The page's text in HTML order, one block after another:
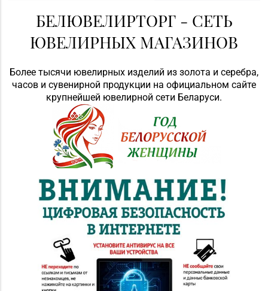
БЕЛЮВЕЛИРТОРГ - СЕТЬ
ЮВЕЛИРНЫХ МАГАЗИНОВ
Более тысячи ювелирных изделий из золота и серебра,
часов и сувенирной продукции на официальном сайте
крупнейшей ювелирной сети Беларуси.